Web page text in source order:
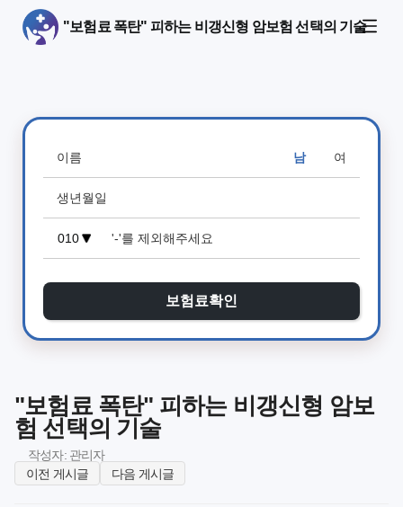
"보험료 폭탄" 피하는 비갱신형 암보험 선택의 기술
남 여
보험료확인
"보험료 폭탄" 피하는 비갱신형 암보
험 선택의 기술
작성자: 관리자
이전 게시글
다음 게시글